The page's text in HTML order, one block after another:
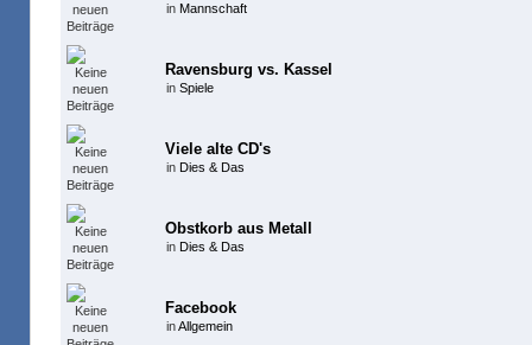
in Mannschaft
Ravensburg vs. Kassel
in Spiele
Viele alte CD's
in Dies & Das
Obstkorb aus Metall
in Dies & Das
Facebook
inAllgemein